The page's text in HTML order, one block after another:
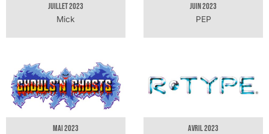
JUILLET 2023
Mick
JUIN 2023
PEP
MAI 2023
AVRIL 2023